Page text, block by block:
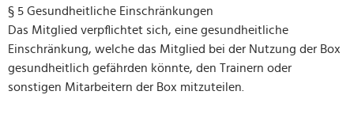
§ 5 Gesundheitliche Einschränkungen
Das Mitglied verpflichtet sich, eine gesundheitliche
Einschränkung, welche das Mitglied bei der Nutzung der Box
gesundheitlich gefährden könnte, den Trainern oder
sonstigen Mitarbeitern der Box mitzuteilen.